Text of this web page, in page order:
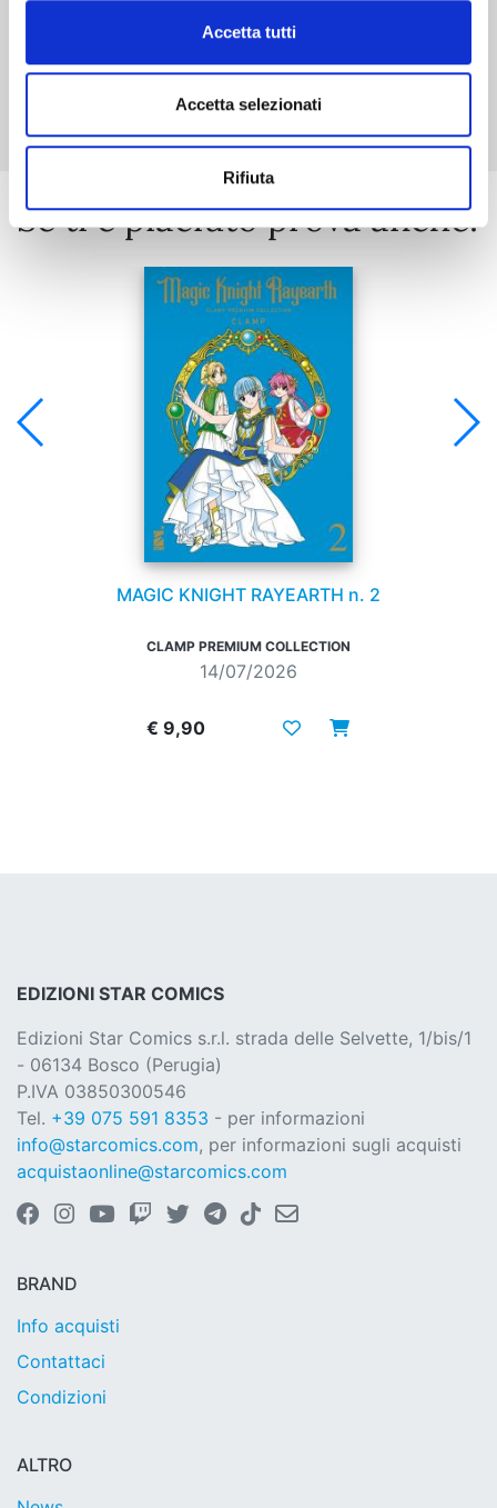
Accetta tutti
Accetta selezionati
Rifiuta
Mostra tutto
Se ti è piaciuto prova anche:
MAGIC KNIGHT RAYEARTH n. 2
CLAMP PREMIUM COLLECTION
14/07/2026
€ 9,90
EDIZIONI STAR COMICS
Edizioni Star Comics s.r.l. strada delle Selvette, 1/bis/1
- 06134 Bosco (Perugia)
P.IVA 03850300546
Tel. +39 075 591 8353 - per informazioni
info@starcomics.com, per informazioni sugli acquisti
acquistaonline@starcomics.com
BRAND
Info acquisti
Contattaci
Condizioni
ALTRO